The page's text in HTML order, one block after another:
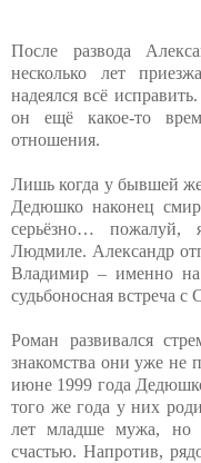
После развода
несколько лет
надеялся всё
он ещё какое-то
отношения.
Лишь когда у бывшей
Дедюшко наконец
серьёзно… пожалуй,
Людмиле. Александр
Владимир – именно на
судьбоносная встреча
Роман развивался
знакомства они уже не
июне 1999 года
того же года у них
лет младше мужа, но
счастью. Напротив,